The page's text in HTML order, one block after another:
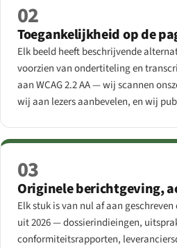
02
Toegankelijkheid op de
Elk beeld heeft beschrijvende
voorzien van ondertiteling en
aan WCAG 2.2 AA — wij scannen
wij aan lezers aanbevelen, en wij
03
Originele berichtgeving,
Elk stuk is van nul af aan
uit 2026 — dossierindieingen,
conformiteits­rapporten,